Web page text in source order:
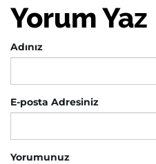
Yorum Yaz
Adınız
E-posta Adresiniz
Yorumunuz